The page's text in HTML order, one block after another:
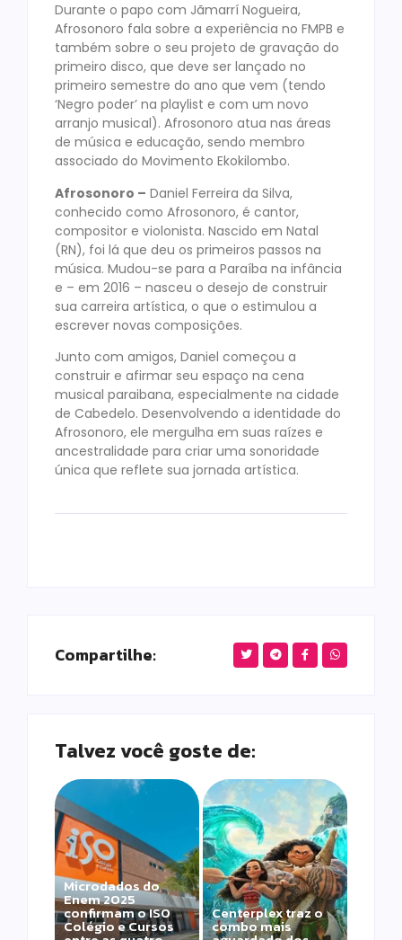
Durante o papo com Jãmarrí Nogueira,
Afrosonoro fala sobre a experiência no FMPB e
também sobre o seu projeto de gravação do
primeiro disco, que deve ser lançado no
primeiro semestre do ano que vem (tendo
‘Negro poder’ na playlist e com um novo
arranjo musical). Afrosonoro atua nas áreas
de música e educação, sendo membro
associado do Movimento Ekokilombo.
Afrosonoro – Daniel Ferreira da Silva,
conhecido como Afrosonoro, é cantor,
compositor e violonista. Nascido em Natal
(RN), foi lá que deu os primeiros passos na
música. Mudou-se para a Paraíba na infância
e – em 2016 – nasceu o desejo de construir
sua carreira artística, o que o estimulou a
escrever novas composições.
Junto com amigos, Daniel começou a
construir e afirmar seu espaço na cena
musical paraibana, especialmente na cidade
de Cabedelo. Desenvolvendo a identidade do
Afrosonoro, ele mergulha em suas raízes e
ancestralidade para criar uma sonoridade
única que reflete sua jornada artística.
Compartilhe:
Talvez você goste de:
Microdados do
Enem 2025
confirmam o ISO
Colégio e Cursos
Centerplex traz o
combo mais